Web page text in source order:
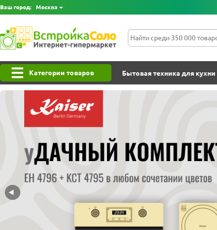
Ваш город: Москва
Категории товаров Бытовая техника для кухни